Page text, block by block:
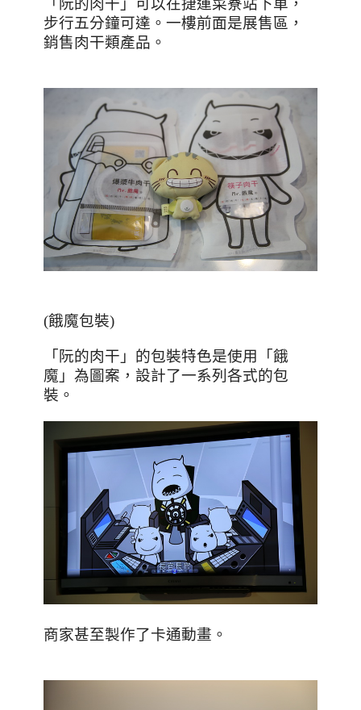
「阮的肉干」可以在捷運菜寮站下車，
步行五分鐘可達。一樓前面是展售區，
銷售肉干類產品。
(餓魔包裝)
「阮的肉干」的包裝特色是使用「餓
魔」為圖案，設計了一系列各式的包
裝。
商家甚至製作了卡通動畫。